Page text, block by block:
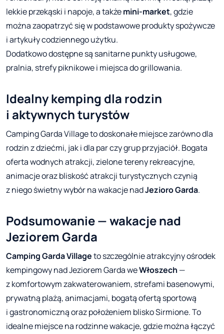
lekkie przekąski i napoje, a takżemini-market, gdzie
można zaopatrzyć się w podstawowe produkty spożywcze
i artykuły codziennego użytku.
Dodatkowo dostępne są sanitarne punkty usługowe,
pralnia, strefy piknikowe i miejsca do grillowania.
Idealny kemping dla rodzin
i aktywnych turystów
Camping Garda Village to doskonałe miejsce zarówno dla
rodzin z dziećmi, jak i dla par czy grup przyjaciół. Bogata
oferta wodnych atrakcji, zielone tereny rekreacyjne,
animacje oraz bliskość atrakcji turystycznych czynią
z niego świetny wybór na wakacje nadJezioro Garda.
Podsumowanie — wakacje nad
Jeziorem Garda
Camping Garda Villageto szczególnie atrakcyjny ośrodek
kempingowy nad Jeziorem Garda weWłoszech —
z komfortowym zakwaterowaniem, strefami basenowymi,
prywatną plażą, animacjami, bogatą ofertą sportową
i gastronomiczną oraz położeniem blisko Sirmione. To
idealne miejsce na rodzinne wakacje, gdzie można łączyć